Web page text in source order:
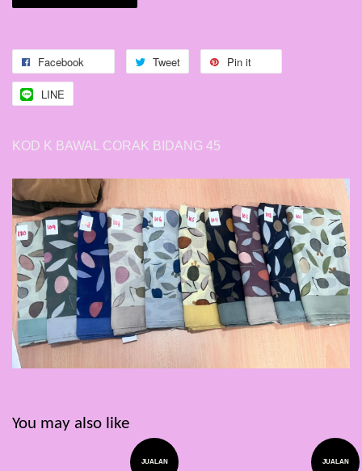
Facebook Tweet Pin it
LINE
KOD K BAWAL CORAK BIDANG 45
You may also like
JUALAN JUALAN